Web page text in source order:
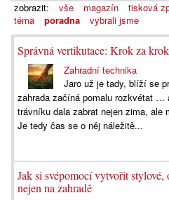
zobrazit: vše magazín tisková
téma
poradna vybrali jsme
Správná vertikutace: Krok za
Zahradní technika
Jaro už je tady, blíží se
zahrada začíná pomalu rozkvétat …
trávníku dala zabrat nejen zima, ale
Je tedy čas se o něj náležitě...
Jak si svépomocí vytvořit stylové,
nejen na zahradě